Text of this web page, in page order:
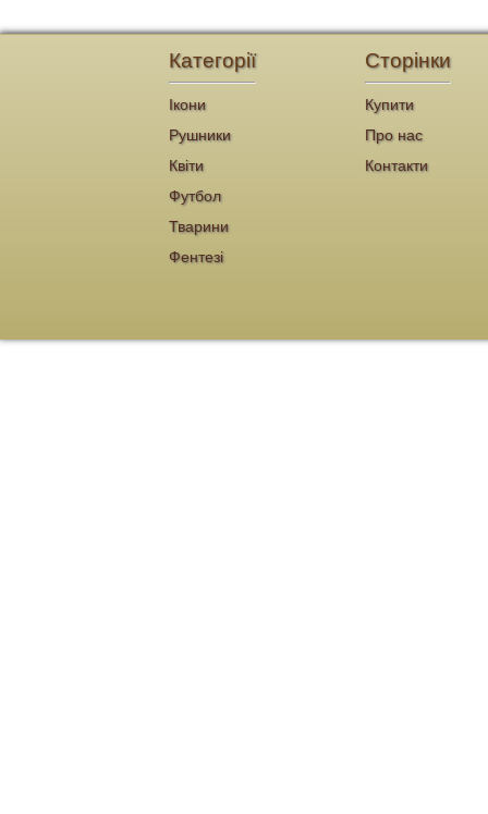
Сторінки
Купити
Про нас
Контакти
Категорії
Ікони
Рушники
Квіти
Футбол
Тварини
Фентезі